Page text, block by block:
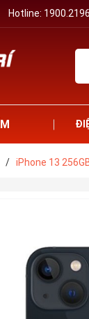
Hotline: 1900.2196
/ iPhone 13